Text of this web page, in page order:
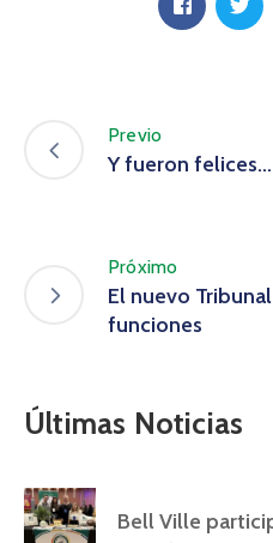
Previo
Y fueron felices…
Próximo
El nuevo
funciones
Últimas Noticias
Bell Ville